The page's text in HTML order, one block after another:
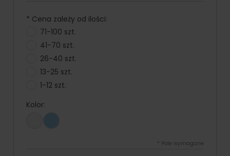
* Cena zależy od ilości:
71-100 szt.
41-70 szt.
26-40 szt.
13-25 szt.
1-12 szt.
Kolor:
Pole wymagane